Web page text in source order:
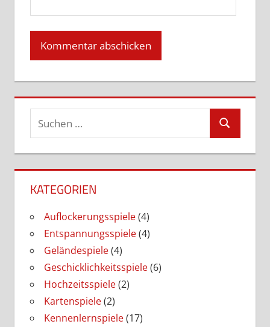
Suchen
nach:
Suchen
KATEGORIEN
Auflockerungsspiele(4)
Entspannungsspiele(4)
Geländespiele(4)
Geschicklichkeitsspiele(6)
Hochzeitsspiele(2)
Kartenspiele(2)
Kennenlernspiele(17)